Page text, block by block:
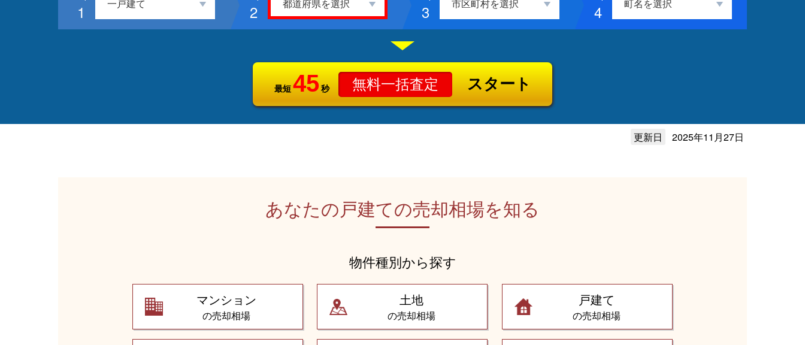
1 2 3 4
最短45 秒 無料一括査定 スタート
更新日 2025年11月27日
あなたの戸建ての売却相場を知る
物件種別から探す
マンション
の売却相場
土地
の売却相場
戸建て
の売却相場